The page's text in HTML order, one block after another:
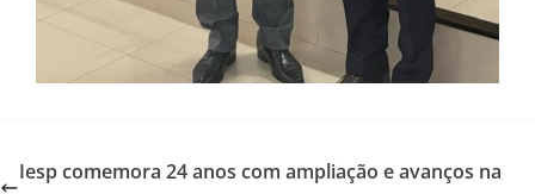
Iesp comemora 24 anos com ampliação e avanços na